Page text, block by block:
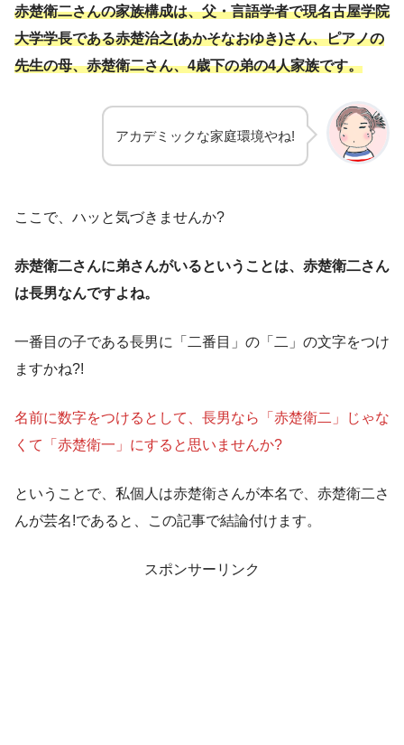
赤楚衛二さんの家族構成は、父・言語学者で現名古屋学院
大学学長である赤楚治之(あかそなおゆき)さん、ピアノの
先生の母、赤楚衛二さん、4歳下の弟の4人家族です。
アカデミックな家庭環境やね!
ここで、ハッと気づきませんか?
赤楚衛二さんに弟さんがいるということは、赤楚衛二さん
は長男なんですよね。
一番目の子である長男に「二番目」の「二」の文字をつけ
ますかね?!
名前に数字をつけるとして、長男なら「赤楚衛二」じゃな
くて「赤楚衛一」にすると思いませんか?
ということで、私個人は赤楚衛さんが本名で、赤楚衛二さ
んが芸名!であると、この記事で結論付けます。
スポンサーリンク